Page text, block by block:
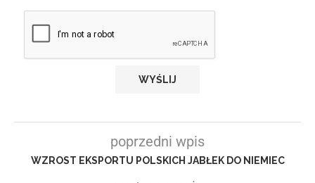
poprzedni wpis
WZROST EKSPORTU POLSKICH JABŁEK DO NIEMIEC